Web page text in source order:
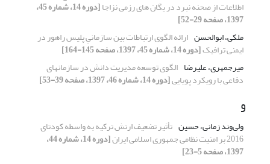
اطلاعات از صحنه نبرد در یگان های رزمی نزاجا [دوره 14، شماره 45،
1397، صفحه 29-52]
ملکی، ابوالحسن ارائه الگوی ارتباطات بین سازمانیِ پلیس راهور در
ایمنی ترافیک[دوره 14، شماره 45، 1397، صفحه 145-164]
میرجمهری، علیرضا الگوی توسعه مدیریت دانش در سازمانهای
دفاعی با رویکرد پویایی[دوره 14، شماره 46، 1397، صفحه 39-53]
و
ولی‌وند زمانی، حسین تأثیر تضعیف ارتش ترکیه به واسطه کودتای
2016 بر امنیت نظامی جمهوری اسلامی ایران [دوره 14، شماره 44،
1397، صفحه 5-23]